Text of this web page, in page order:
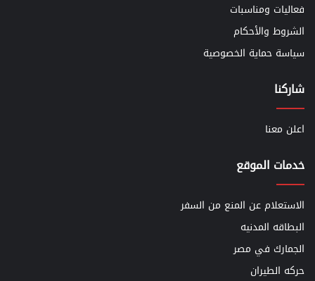
فعاليات ومناسبات
الشروط والأحكام
سياسة حماية الخصوصية
شاركنا
اعلن معنا
خدمات الموقع
الاستعلام عن المنع من السفر
البطاقه المدنيه
الجمارك في مصر
حركه الطيران